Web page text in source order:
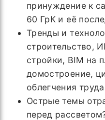
принуждение к
60 ГрК и её
Тренды и
строительство,
стройки, BIM на
домостроение,
облегчения
Острые темы
перед